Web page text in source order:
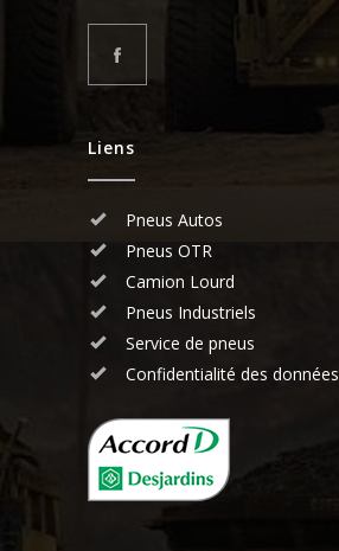
Liens
Pneus Autos
Pneus OTR
Camion Lourd
Pneus Industriels
Service de pneus
Confidentialité des données